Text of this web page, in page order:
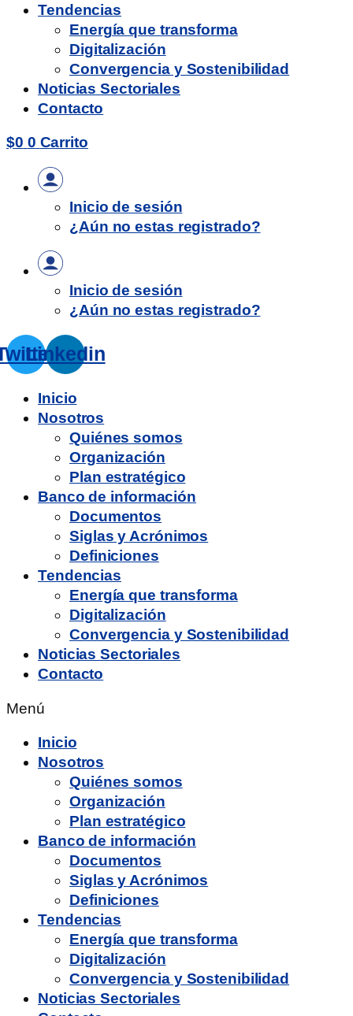
Tendencias
Energía que transforma
Digitalización
Convergencia y Sostenibilidad
Noticias Sectoriales
Contacto
$0 0 Carrito
Inicio de sesión
¿Aún no estas registrado?
Inicio de sesión
¿Aún no estas registrado?
Linkedin
Inicio
Nosotros
Quiénes somos
Organización
Plan estratégico
Banco de información
Documentos
Siglas y Acrónimos
Definiciones
Tendencias
Energía que transforma
Digitalización
Convergencia y Sostenibilidad
Noticias Sectoriales
Contacto
Menú
Inicio
Nosotros
Quiénes somos
Organización
Plan estratégico
Banco de información
Documentos
Siglas y Acrónimos
Definiciones
Tendencias
Energía que transforma
Digitalización
Convergencia y Sostenibilidad
Noticias Sectoriales